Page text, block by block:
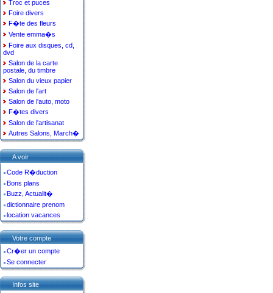
Troc et puces
Foire divers
F�te des fleurs
Vente emma�s
Foire aux disques, cd,
dvd
Salon de la carte
postale, du timbre
Salon du vieux papier
Salon de l'art
Salon de l'auto, moto
F�tes divers
Salon de l'artisanat
Autres Salons, March�
A voir
Code R�duction
Bons plans
Buzz, Actualit�
dictionnaire prenom
location vacances
Votre compte
Cr�er un compte
Se connecter
Infos site